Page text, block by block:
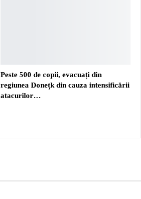
Peste 500 de copii, evacuați din
regiunea Donețk din cauza intensificării
atacurilor…